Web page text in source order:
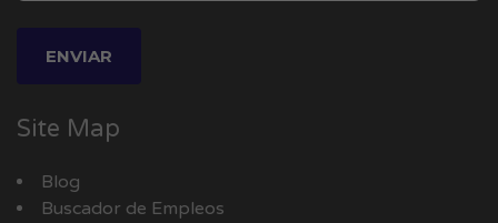
Site Map
Blog
Buscador de Empleos